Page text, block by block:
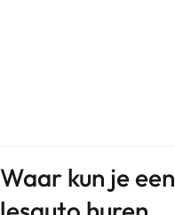
Waar kun je een